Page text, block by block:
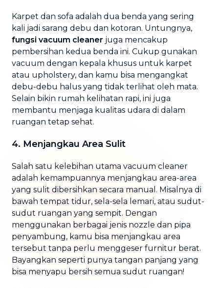
Karpet dan sofa adalah dua benda yang sering
kali jadi sarang debu dan kotoran. Untungnya,
fungsi vacuum cleaner juga mencakup
pembersihan kedua benda ini. Cukup gunakan
vacuum dengan kepala khusus untuk karpet
atau upholstery, dan kamu bisa mengangkat
debu-debu halus yang tidak terlihat oleh mata.
Selain bikin rumah kelihatan rapi, ini juga
membantu menjaga kualitas udara di dalam
ruangan tetap sehat.
4. Menjangkau Area Sulit
Salah satu kelebihan utama vacuum cleaner
adalah kemampuannya menjangkau area-area
yang sulit dibersihkan secara manual. Misalnya di
bawah tempat tidur, sela-sela lemari, atau sudut-
sudut ruangan yang sempit. Dengan
menggunakan berbagai jenis nozzle dan pipa
penyambung, kamu bisa menjangkau area
tersebut tanpa perlu menggeser furnitur berat.
Bayangkan seperti punya tangan panjang yang
bisa menyapu bersih semua sudut ruangan!